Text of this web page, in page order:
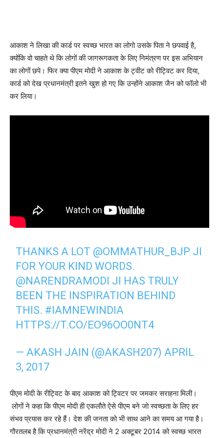
आकाश ने लिखा की कार्ड पर स्वच्छ भारत का लोगो उसके पिता ने छपवाई है,
क्योंकि वो चाहते थे कि लोगों की जागरूगकता के लिए निमंत्रण पर इस अभियान
का लोगों छपे। फिर क्या पीएम मोदी ने आकाश के ट्वीट को रीट्विट कर दिया,
कार्ड को देख प्रधानमंत्री इतने खुश हो गए कि उन्होंने आकाश जैन को फॉलो भी
कर लिया।
THANKS A LOT @OMMATHUR_BJP JI
FOR YOUR KIND WORDS.
@NARENDRAMODI JI HAS TRULY
BEEN THE INSPIRATION BEHIND
THIS. #IAMNEWINDIA
HTTPS://T.CO/EO96OO0NT4
— AKASH JAIN (@AKASH207) APRIL
3, 2017
पीएम मोदी के रीट्विट के बाद आकाश को ट्विटर पर जमकर सराहना मिली।
लोगों ने कहा कि पीएम मोदी ही एकलौते ऐसे पीएम बने जो स्वच्छता के लिए हर
संभव प्रयास कर रहे हैं। देश की जनता को भी साथ आने का समय आ गया है।
गौरतलब है कि प्रधानमंत्री नरेंद्र मोदी ने 2 अक्टूबर 2014 को स्वच्छ भारत